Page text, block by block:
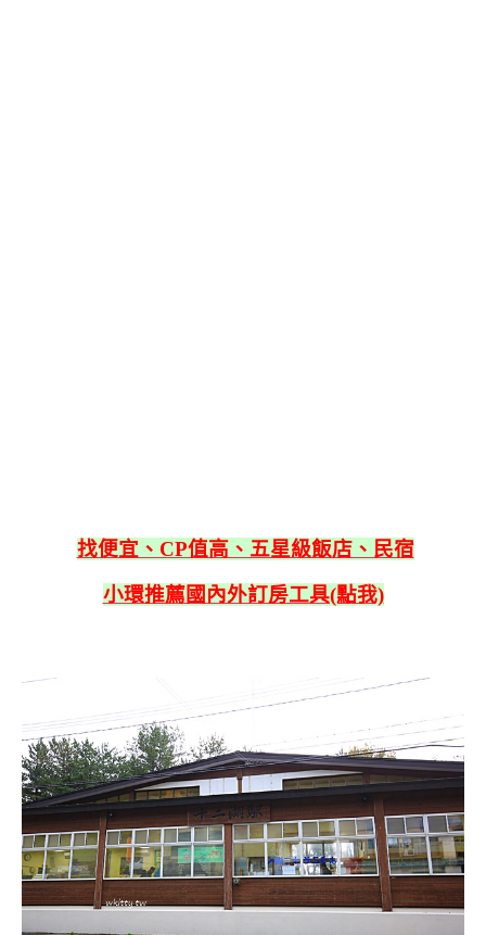
找便宜、CP值高、五星級飯店、民宿
小環推薦國內外訂房工具(點我)